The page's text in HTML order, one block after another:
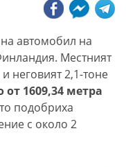
автомобил на
Местният
неговият 2,1-тоне
1609,34 метра
подобриха
с около 2